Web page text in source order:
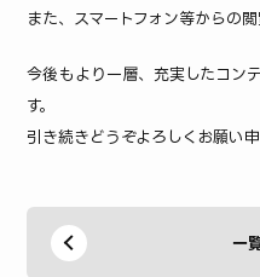
また、スマートフォン等からの
今後もより一層、充実したコン
す。
引き続きどうぞよろしくお願い申
一